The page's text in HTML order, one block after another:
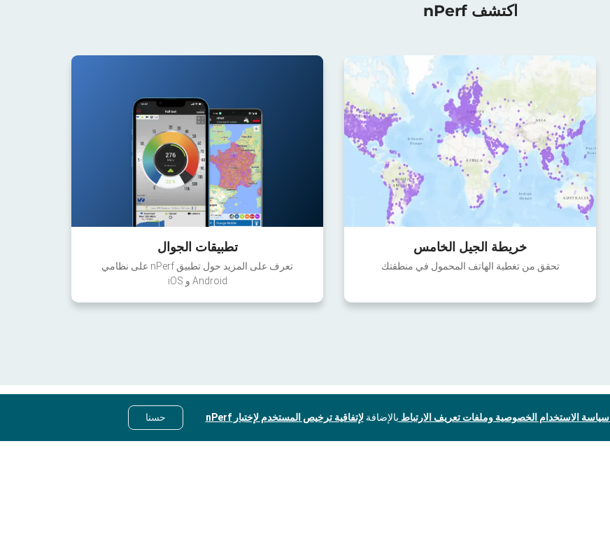
اكتشف nPerf
خريطة الجيل الخامس
تحقق من تغطية الهاتف المحمول في منطقتك
تطبيقات الجوال
تعرف على المزيد حول تطبيق nPerf على نظامي
Android و iOS
سياسة الاستخدام الخصوصية وملفات تعريف الارتباط بالإضافةلإتفاقية ترخيص المستخدم لإختبار nPerf حسنا